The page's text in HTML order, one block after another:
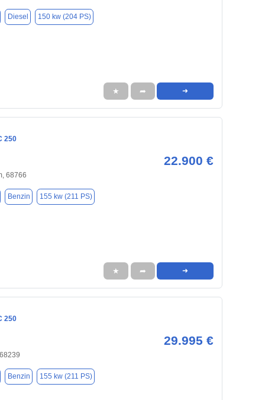
Diesel 150 kw (204 PS)
★ ➦ ➜
250
22.900 €
68766
Benzin 155 kw (211 PS)
★ ➦ ➜
250
29.995 €
Benzin 155 kw (211 PS)